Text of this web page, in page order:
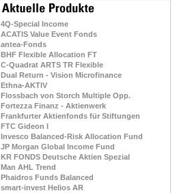
4Q-Special Income
ACATIS Value Event Fonds
antea-Fonds
BHF Flexible Allocation FT
C-Quadrat ARTS TR Flexible
Dual Return - Vision Microfinance
Ethna-AKTIV
Flossbach von Storch Multiple Opp.
Fortezza Finanz - Aktienwerk
Frankfurter Aktienfonds für Stiftungen
FTC Gideon I
Invesco Balanced-Risk Allocation Fund
JP Morgan Global Income Fund
KR FONDS Deutsche Aktien Spezial
Man AHL Trend
Phaidros Funds Balanced
smart-invest Helios AR